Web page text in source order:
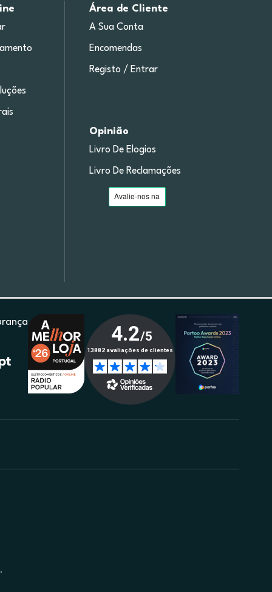
Área de Cliente
A Sua Conta
Encomendas
Registo / Entrar
Opinião
Livro De Elogios
Livro De Reclamações